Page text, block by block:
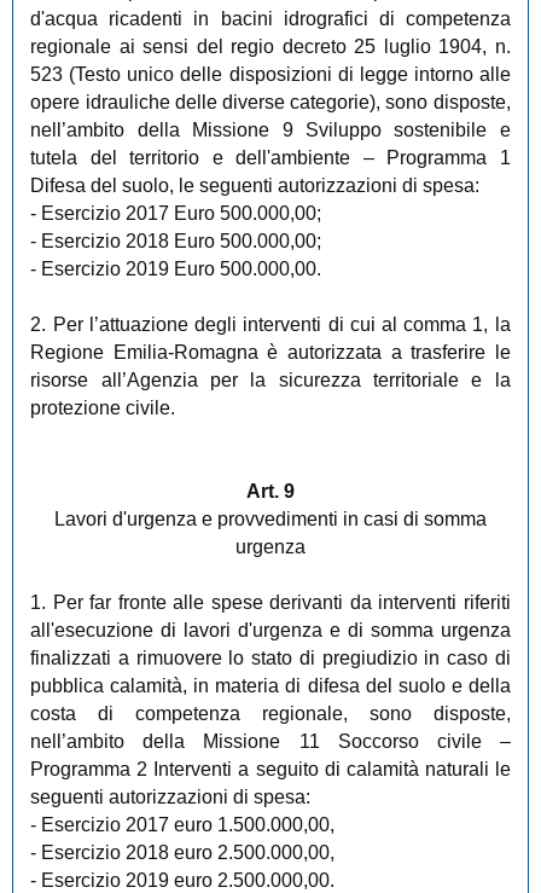
d'acqua ricadenti in bacini idrografici di competenza
regionale ai sensi del regio decreto 25 luglio 1904, n.
523 (Testo unico delle disposizioni di legge intorno alle
opere idrauliche delle diverse categorie), sono disposte,
nell’ambito della Missione 9 Sviluppo sostenibile e
tutela del territorio e dell'ambiente – Programma 1
Difesa del suolo, le seguenti autorizzazioni di spesa:
- Esercizio 2017 Euro 500.000,00;
- Esercizio 2018 Euro 500.000,00;
- Esercizio 2019 Euro 500.000,00.
2. Per l’attuazione degli interventi di cui al comma 1, la
Regione Emilia-Romagna è autorizzata a trasferire le
risorse all’Agenzia per la sicurezza territoriale e la
protezione civile.
Art. 9
Lavori d'urgenza e provvedimenti in casi di somma
urgenza
1. Per far fronte alle spese derivanti da interventi riferiti
all'esecuzione di lavori d'urgenza e di somma urgenza
finalizzati a rimuovere lo stato di pregiudizio in caso di
pubblica calamità, in materia di difesa del suolo e della
costa di competenza regionale, sono disposte,
nell’ambito della Missione 11 Soccorso civile –
Programma 2 Interventi a seguito di calamità naturali le
seguenti autorizzazioni di spesa:
- Esercizio 2017 euro 1.500.000,00,
- Esercizio 2018 euro 2.500.000,00,
- Esercizio 2019 euro 2.500.000,00.